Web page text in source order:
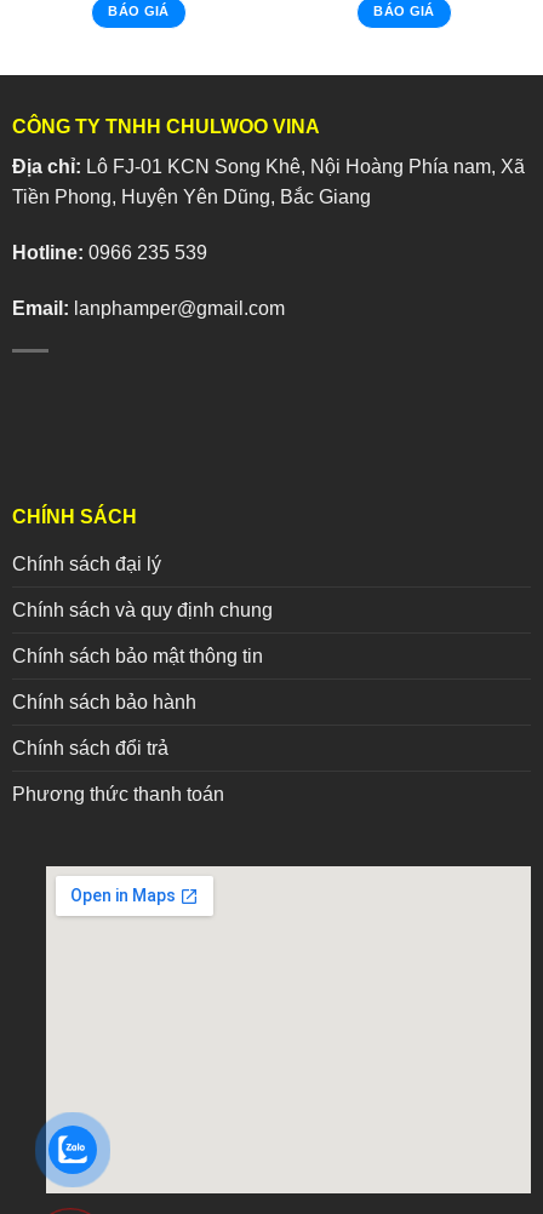
BÁO GIÁ BÁO GIÁ
CÔNG TY TNHH CHULWOO VINA
Địa chỉ: Lô FJ-01 KCN Song Khê, Nội Hoàng Phía nam, Xã
Tiền Phong, Huyện Yên Dũng, Bắc Giang
Hotline: 0966 235 539
Email: lanphamper@gmail.com
CHÍNH SÁCH
Chính sách đại lý
Chính sách và quy định chung
Chính sách bảo mật thông tin
Chính sách bảo hành
Chính sách đổi trả
Phương thức thanh toán